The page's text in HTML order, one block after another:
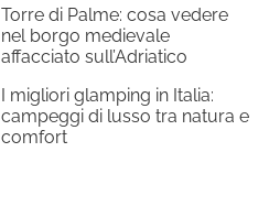
Torre di Palme: cosa vedere
nel borgo medievale
affacciato sull’Adriatico
I migliori glamping in Italia:
campeggi di lusso tra natura e
comfort